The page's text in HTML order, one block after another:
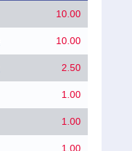
10.00
10.00
2.50
1.00
1.00
1.00